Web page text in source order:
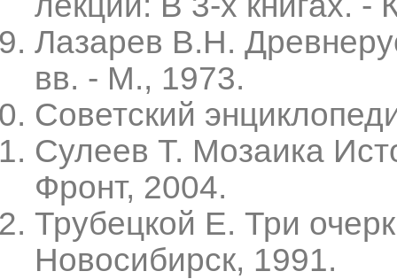
Лазарев В.Н.
вв. - М., 1973.
Советский
Сулеев Т. Мозаика
Фронт, 2004.
Трубецкой Е. Три
Новосибирск, 1991.